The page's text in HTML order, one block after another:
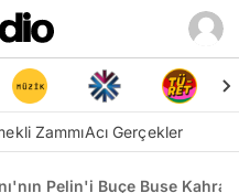
ZammıAcı Gerçekler
Pelin'i Buçe Buse